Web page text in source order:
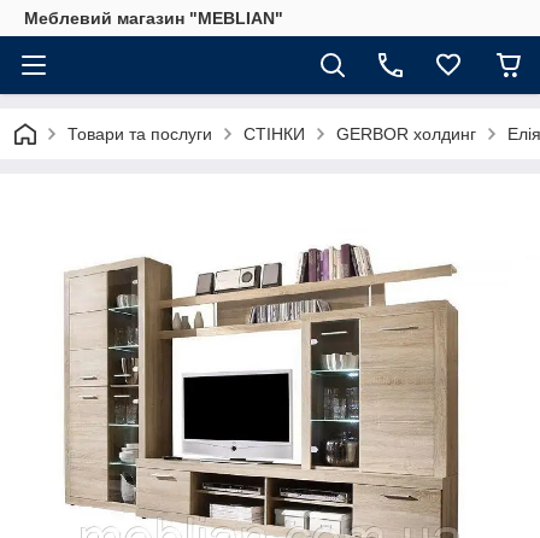
Меблевий магазин "MEBLIAN"
Товари та послуги СТІНКИ GERBOR холдинг